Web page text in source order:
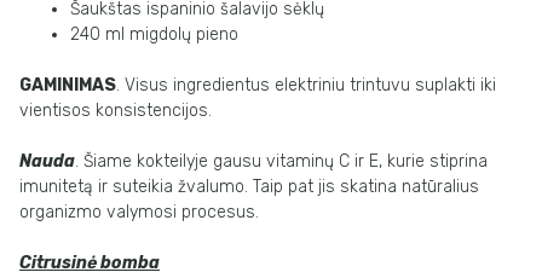
Šaukštas ispaninio šalavijo sėklų
240 ml migdolų pieno
GAMINIMAS. Visus ingredientus elektriniu trintuvu suplakti iki
vientisos konsistencijos.
Nauda. Šiame kokteilyje gausu vitaminų C ir E, kurie stiprina
imunitetą ir suteikia žvalumo. Taip pat jis skatina natūralius
organizmo valymosi procesus.
Citrusinė bomba